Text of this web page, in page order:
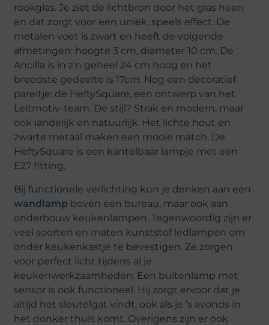
rookglas. Je ziet de lichtbron door het glas heen
en dat zorgt voor een uniek, speels effect. De
metalen voet is zwart en heeft de volgende
afmetingen: hoogte 3 cm, diameter 10 cm. De
Ancilla is in z’n geheel 24 cm hoog en het
breedste gedeelte is 17cm. Nog een decoratief
pareltje: de HeftySquare, een ontwerp van het
Leitmotiv-team. De stijl? Strak en modern, maar
ook landelijk en natuurlijk. Het lichte hout en
zwarte metaal maken een mooie match. De
HeftySquare is een kantelbaar lampje met een
E27 fitting.
Bij functionele verlichting kun je denken aan een
wandlamp boven een bureau, maar ook aan
onderbouw keukenlampen. Tegenwoordig zijn er
veel soorten en maten kunststof ledlampen om
onder keukenkastje te bevestigen. Ze zorgen
voor perfect licht tijdens al je
keukenwerkzaamheden. Een buitenlamp met
sensor is ook functioneel. Hij zorgt ervoor dat je
altijd het sleutelgat vindt, ook als je ’s avonds in
het donker thuis komt. Overigens zijn er ook